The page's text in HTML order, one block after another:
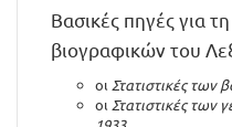
Βασικές πηγές για
βιογραφικών του
οι Στατιστικές των
οι Στατιστικές των